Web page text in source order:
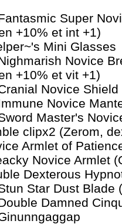
Super
+10% et int +1)
Mini Glasses
Novice
+10% et vit +1)
Novice
Novice
Master's
clipx2 (Zerom,
Armlet of
Novice Armlet
Dexterous
Star Dust Blade
Damned